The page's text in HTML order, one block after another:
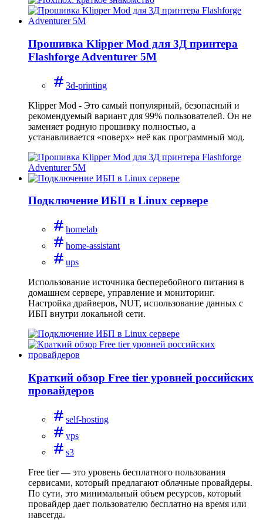
Прошивка Klipper Mod для 3Д принтера
Flashforge Adventurer 5M
3d-printing
Klipper Mod - Это самый популярный, безопасный и
рекомендуемый вариант для 99% пользователей. Он не
заменяет родную прошивку полностью, а
устанавливается «поверх» неё как программный мод.
Подключение ИБП в Linux сервере
homelab
home-assistant
ups
Использование источника бесперебойного питания в
домашнем сервере, управление и мониторинг.
Настройка драйверов, NUT, использование данных с
ИБП внутри локальной сети.
Краткий обзор Free tier уровней российских
провайдеров
self-hosting
vps
s3
Free tier — это уровень бесплатного пользования
сервисами, который предлагают облачные провайдеры.
По сути, это минимальный объем ресурсов, который
провайдер дает пользователю бесплатно на время или
навсегда.